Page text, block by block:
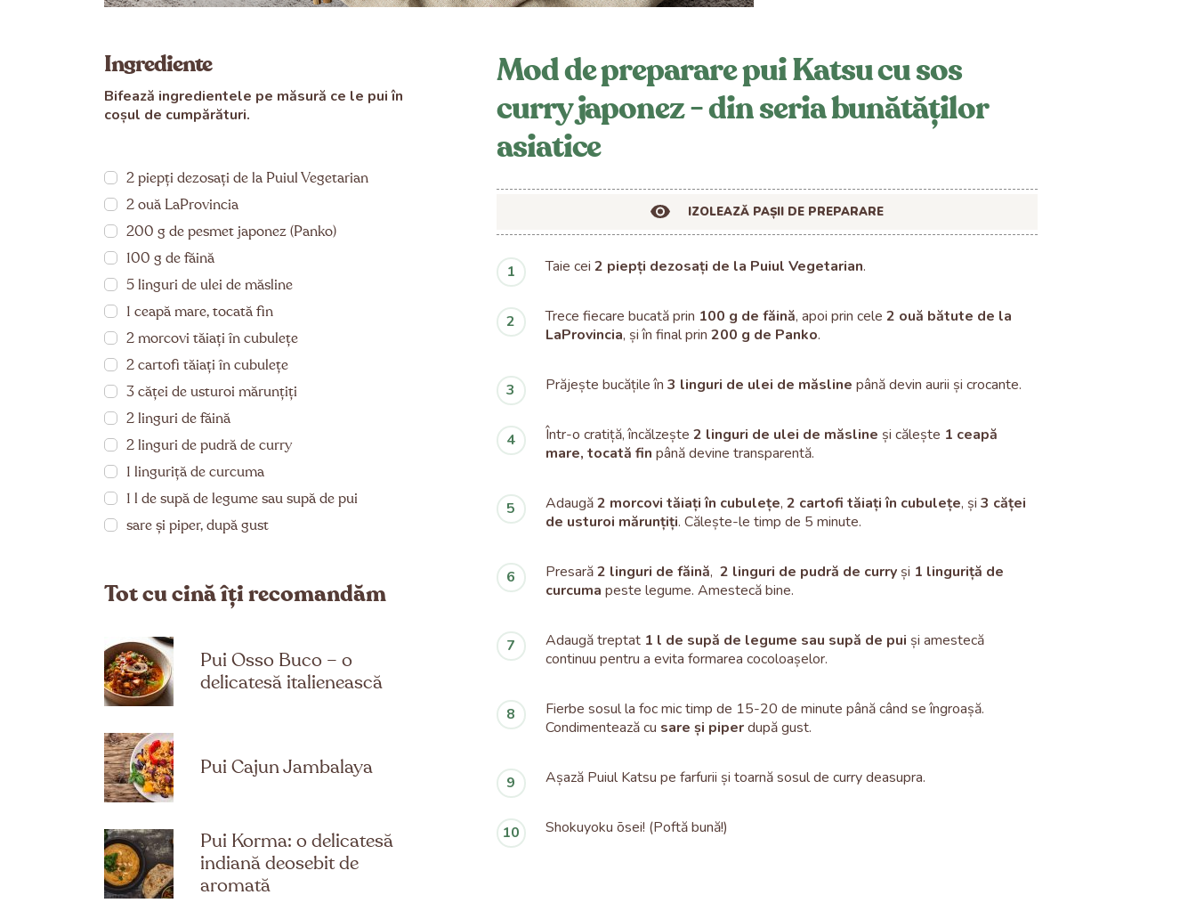
Ingrediente
Bifează ingredientele pe măsură ce le pui în
coșul de cumpărături.
2 piepți dezosați de la Puiul Vegetarian
2 ouă LaProvincia
200 g de pesmet japonez (Panko)
100 g de făină
5 linguri de ulei de măsline
1 ceapă mare, tocată fin
2 morcovi tăiați în cubulețe
2 cartofi tăiați în cubulețe
3 căței de usturoi mărunțiți
2 linguri de făină
2 linguri de pudră de curry
1 linguriță de curcuma
1 l de supă de legume sau supă de pui
sare și piper, după gust
Tot cu cină îți recomandăm
Pui Osso Buco – o
delicatesă italienească
Pui Cajun Jambalaya
Pui Korma: o delicatesă
indiană deosebit de
aromată
Mod de preparare pui Katsu cu sos
curry japonez - din seria bunătăților
asiatice
IZOLEAZĂ PAȘII DE PREPARARE
Taie cei 2 piepți dezosați de la Puiul Vegetarian.
Trece fiecare bucată prin 100 g de făină, apoi prin cele 2 ouă bătute de la
LaProvincia, și în final prin 200 g de Panko.
Prăjește bucățile în 3 linguri de ulei de măsline până devin aurii și crocante.
Într-o cratiță, încălzește 2 linguri de ulei de măsline și călește 1 ceapă
mare, tocată fin până devine transparentă.
Adaugă2 morcovi tăiați în cubulețe, 2 cartofi tăiați în cubulețe, și 3 căței
de usturoi mărunțiți. Călește-le timp de 5 minute.
Presară2 linguri de făină, 2 linguri de pudră de curryși 1 linguriță de
curcuma peste legume. Amestecă bine.
Adaugă treptat 1 l de supă de legume sau supă de pui și amestecă
continuu pentru a evita formarea cocoloașelor.
Fierbe sosul la foc mic timp de 15-20 de minute până când se îngroașă.
Condimentează cu sare și piperdupă gust.
Așază Puiul Katsu pe farfurii și toarnă sosul de curry deasupra.
Shokuyoku ōsei! (Poftă bună!)